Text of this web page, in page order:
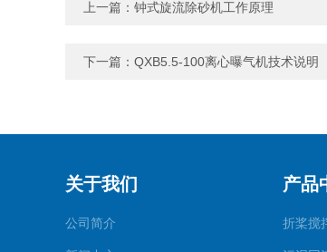
上一篇： 钟式旋流除砂机工作原理
下一篇： QXB5.5-100离心曝气机技术说明
关于我们
公司简介
产品
折桨搅